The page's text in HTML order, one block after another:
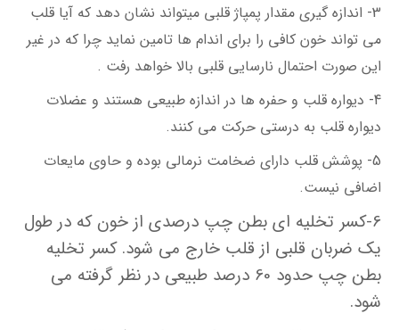
3- اندازه گیری مقدار پمپاژ قلبی میتواند نشان دهد که آیا قلب
می تواند خون کافی را برای اندام ها تامین نماید چرا که در غیر
این صورت احتمال نارسایی قلبی بالا خواهد رفت .
4- دیواره قلب و حفره ها در اندازه طبیعی هستند و عضلات
دیواره قلب به درستی حرکت می کنند.
5- پوشش قلب دارای ضخامت نرمالی بوده و حاوی مایعات
اضافی نیست.
6-کسر تخلیه ای بطن چپ درصدی از خون که در طول
یک ضربان قلبی از قلب خارج می شود. کسر تخلیه
بطن چپ حدود 60 درصد طبیعی در نظر گرفته می
شود.